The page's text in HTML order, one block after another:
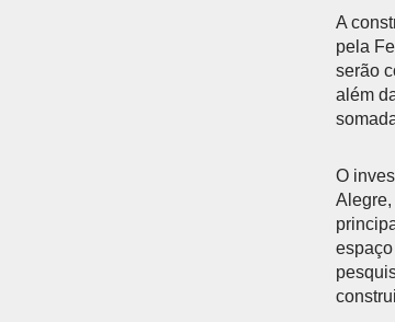
A
pela
serão
além
O